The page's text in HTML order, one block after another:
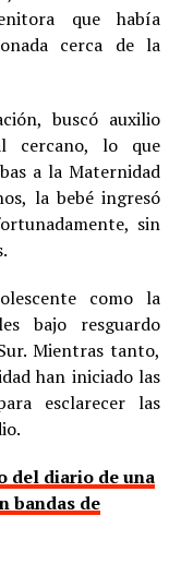
que había
cerca de la
buscó auxilio
cercano, lo que
a la Maternidad
la bebé ingresó
sin
como la
bajo resguardo
Mientras tanto,
han iniciado las
esclarecer las
del diario de una
bandas de